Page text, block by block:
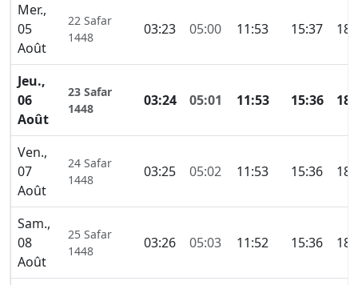
Mer.,
05
Août
22 Safar
1448
03:23 05:00 11:53 15:37
Jeu.,
06
Août
23 Safar
1448
03:24 05:01 11:53 15:36
Ven.,
07
Août
24 Safar
1448
03:25 05:02 11:53 15:36
Sam.,
08
Août
25 Safar
1448
03:26 05:03 11:52 15:36